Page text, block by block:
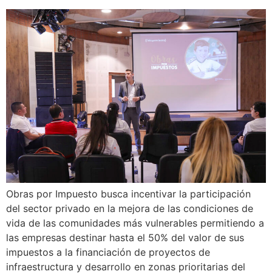
Obras por Impuesto busca incentivar la participación
del sector privado en la mejora de las condiciones de
vida de las comunidades más vulnerables permitiendo a
las empresas destinar hasta el 50% del valor de sus
impuestos a la financiación de proyectos de
infraestructura y desarrollo en zonas prioritarias del